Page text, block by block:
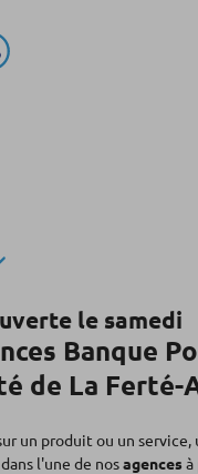
le samedi
Banque
de La Ferté-
un produit ou un
l'une de nosagencesà